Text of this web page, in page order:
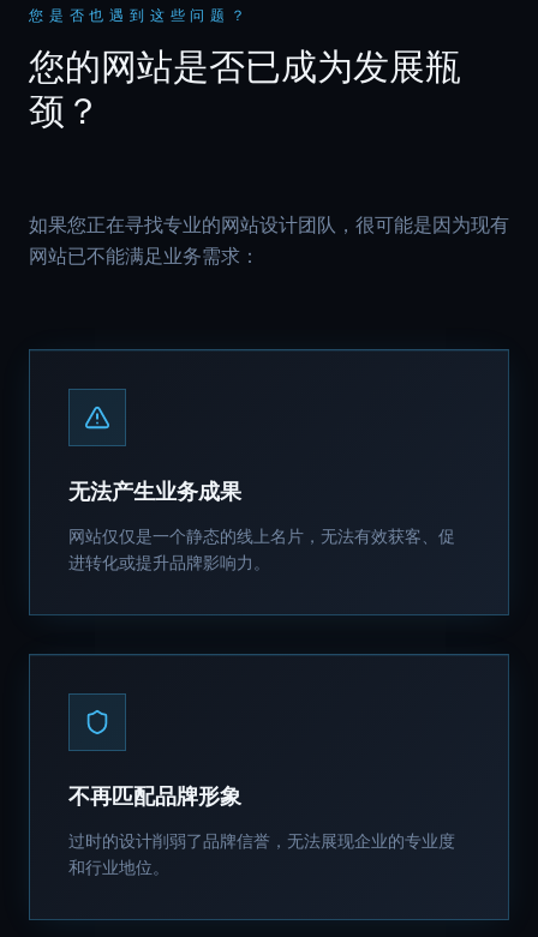
您是否也遇到这些问题？
您的网站是否已成为发展瓶
颈？
如果您正在寻找专业的网站设计团队，很可能是因为现有
网站已不能满足业务需求：
无法产生业务成果
网站仅仅是一个静态的线上名片，无法有效获客、促
进转化或提升品牌影响力。
不再匹配品牌形象
过时的设计削弱了品牌信誉，无法展现企业的专业度
和行业地位。